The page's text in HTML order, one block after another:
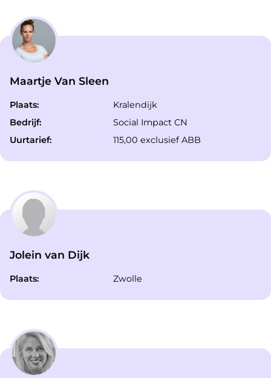
Maartje Van Sleen
Plaats:
Kralendijk
Bedrijf:
Social Impact CN
Uurtarief:
115,00 exclusief ABB
Jolein van Dijk
Plaats: Zwolle